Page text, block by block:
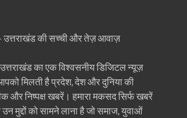
की सच्ची और तेज़ आवाज़
का एक विश्वसनीय डिजिटल न्यूज़
मिलती है प्रदेश, देश और दुनिया की
और निष्पक्ष खबरें। हमारा मकसद सिर्फ खबरें
उन मुद्दों को सामने लाना है जो समाज, युवाओं